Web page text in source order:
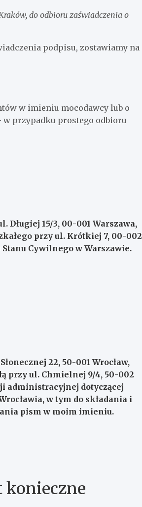
do odbioru zaświadczenia o
podpisu, zostawiamy na
w imieniu mocodawcy lub o
w przypadku prostego odbioru
Długiej 15/3, 00-001 Warszawa,
przy ul. Krótkiej 7, 00-002
Cywilnego w Warszawie.
22, 50-001 Wrocław,
przy ul. Chmielnej 9/4, 50-002
administracyjnej dotyczącej
w tym do składania i
pism w moim imieniu.
konieczne